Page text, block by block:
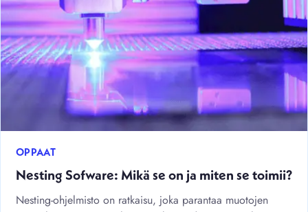
OPPAAT
Nesting Sofware: Mikä se on ja miten se toimii?
Nesting-ohjelmisto on ratkaisu, joka parantaa muotojen